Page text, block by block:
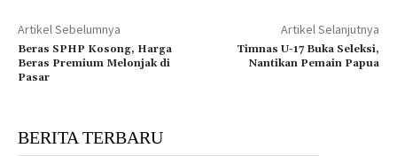
Artikel Sebelumnya
Beras SPHP Kosong, Harga
Beras Premium Melonjak di
Pasar
Artikel Selanjutnya
Timnas U-17 Buka Seleksi,
Nantikan Pemain Papua
BERITA TERBARU